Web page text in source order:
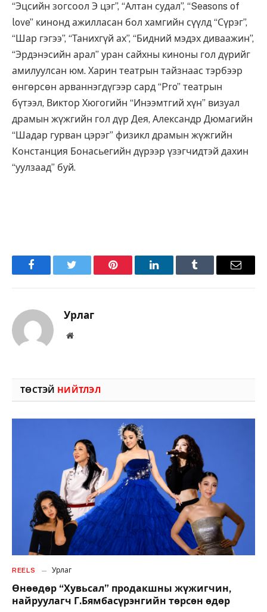
“Эцсийн зогсоол Э цэг”, “Алтан судал”, “Seasons of
love” кинонд ажилласан бол хамгийн сүүлд “Сүрэг”,
“Шар гэгээ”, “Танихгүй ах”, “Бидний мэдэх диваажин”,
“Эрдэнэсийн арал” уран сайхны киноны гол дүрийг
амилуулсан юм. Харин театрын тайзнаас тэрбээр
өнгөрсөн арваннэгдүгээр сард “Pro” театрын
бүтээл, Виктор Хюгогийн “Инээмтгий хүн” визуал
драмын жүжгийн гол дүр Дея, Александр Дюмагийн
“Шадар гурван цэрэг” физикл драмын жүжгийн
Констанция Бонасьегийн дүрээр үзэгчидтэй дахин
“уулзаад” буй.
FacebookTwitter Pinterest LinkedInTumblr Имэйл
Урлаг
Вэбсайт
ТӨСТЭЙ НИЙТЛЭЛ
REELS Урлаг
Өнөөдөр “Хувьсал” продакшны жүжигчин,
найруулагч Г.Бямбасүрэнгийн төрсөн өдөр